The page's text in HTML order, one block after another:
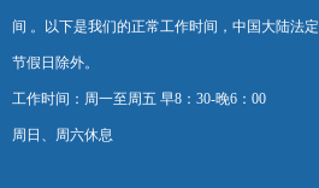
间 。以下是我们的正常工作时间，中国大陆法定
节假日除外。
工作时间：周一至周五 早8：30-晚6：00
周日、周六休息